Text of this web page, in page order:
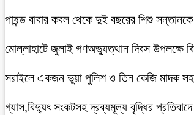
পাষন্ড বাবার কবল থেকে দুই বছরের শিশু
মোল্লাহাটে জুলাই গণঅভ্যুত্থান দিবস উপলক্ষে
সরাইলে একজন ভুয়া পুলিশ ও তিন কেজি মাদক
গ্যাস,বিদ্যুৎ সংকটসহ দ্রব্যমূল্য বৃদ্ধির